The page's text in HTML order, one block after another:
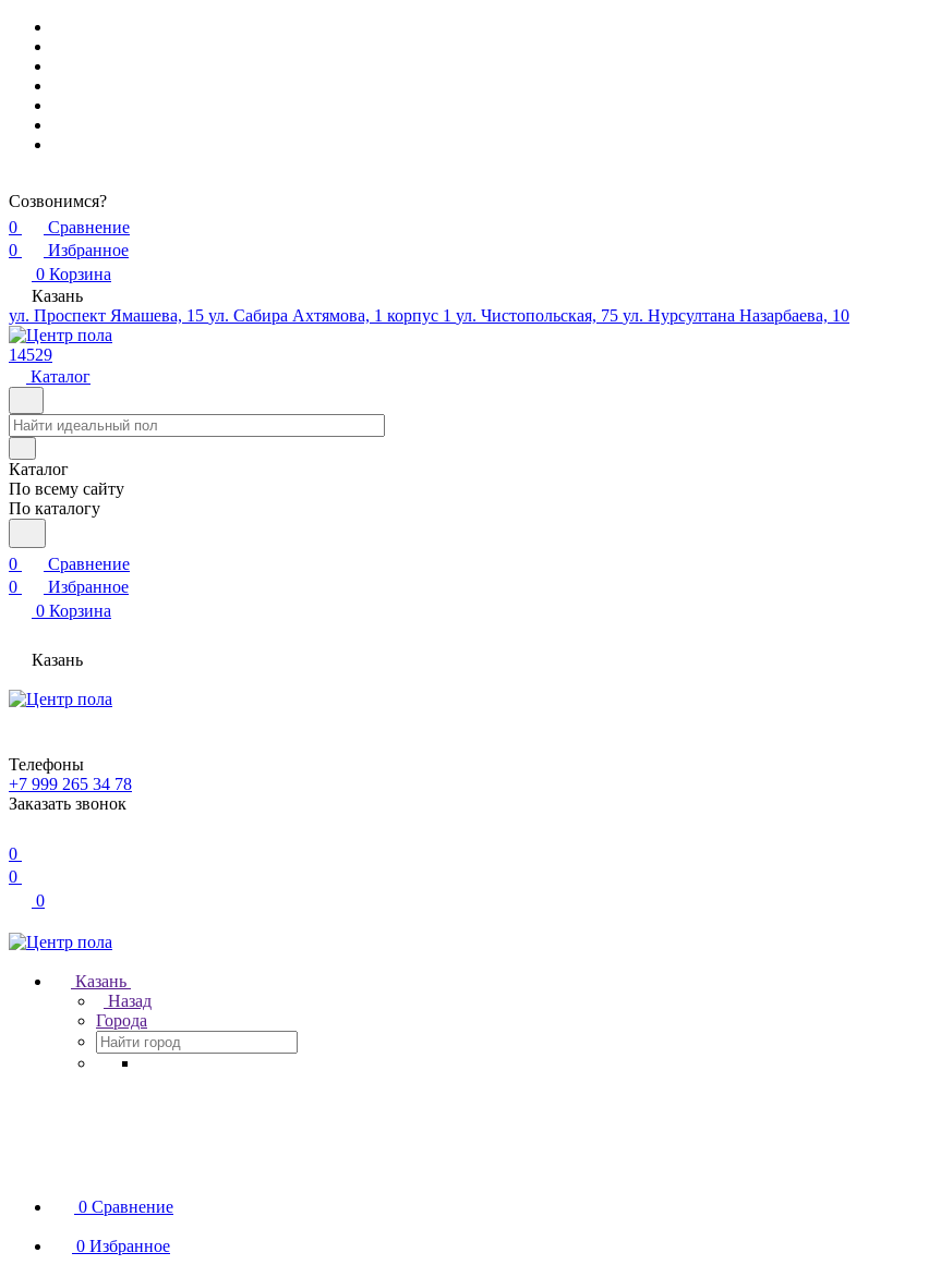
Созвонимся?
0
Сравнение
0
Избранное
0 Корзина
Казань
ул. Проспект Ямашева, 15 ул. Сабира Ахтямова, 1 корпус 1 ул. Чистопольская, 75 ул. Нурсултана Назарбаева, 10
14529
Каталог
Каталог
По всему сайту
По каталогу
0
Сравнение
0
Избранное
0 Корзина
Казань
Телефоны
+7 999 265 34 78
Заказать звонок
0
0
0
Казань
Назад
Города
0 Сравнение
0 Избранное